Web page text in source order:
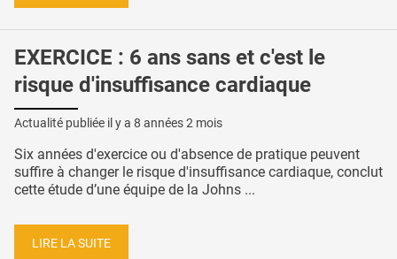
EXERCICE : 6 ans sans et c'est le
risque d'insuffisance cardiaque
Actualité publiée il y a 8 années 2 mois
Six années d'exercice ou d'absence de pratique peuvent
suffire à changer le risque d'insuffisance cardiaque, conclut
cette étude d’une équipe de la Johns ...
LIRE LA SUITE